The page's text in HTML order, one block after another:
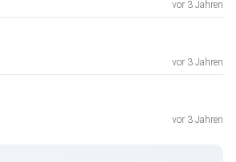
vor 3 Jahren
vor 3 Jahren
vor 3 Jahren